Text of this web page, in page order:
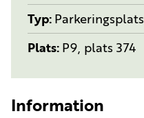
Typ Parkeringsplats
Plats P9, plats 374
Information